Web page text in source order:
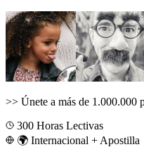
>> Únete a más de 1.000.000
300 Horas Lectivas
🌍 Internacional + Apostilla